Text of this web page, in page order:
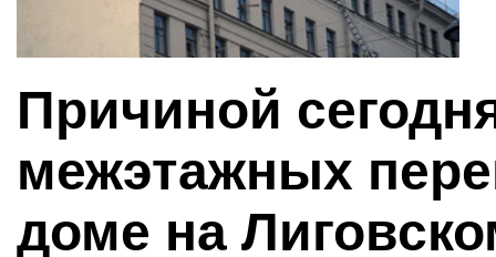
Причиной
межэтажных
доме на